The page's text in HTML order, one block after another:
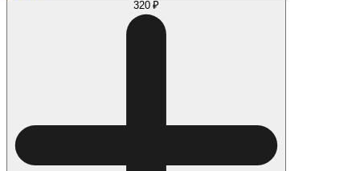
320 ₽